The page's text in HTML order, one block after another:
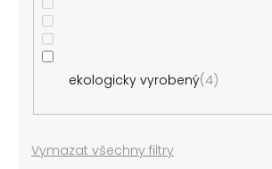
ekologicky vyrobený 4
Vymazat všechny filtry